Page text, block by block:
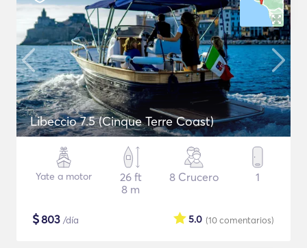
Libeccio 7.5 (Cinque Terre Coast)
Yate a motor
26 ft
8 m
8 Crucero 1
$803 /día (10comentarios)
5.0